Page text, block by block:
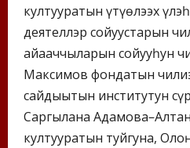
култууратын үтүөлээх
деятеллэр сойуустарын
айааччыларын сойууһун
Максимов фондатын
сайдыытын институтун
Саргылана
култууратын туйгуна,